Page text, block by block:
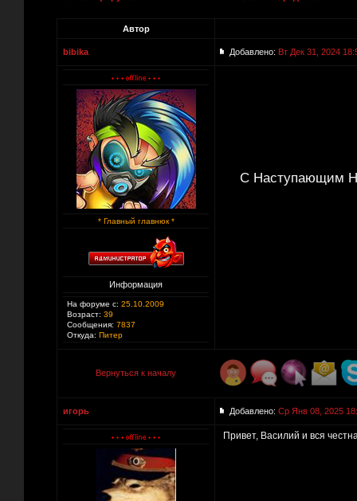
Автор
bibika Добавлено: Вт Дек 31, 2024
* Главный главнюк *
Информация
На форуме с: 25.10.2009
Возраст: 39
Сообщения: 7837
Откуда: Питер
С Наступающим
Вернуться к началу
игорь Добавлено: Ср Янв 08, 2025
Привет, Василий и вся